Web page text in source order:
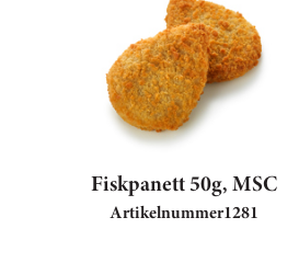
Fiskpanett 50g, MSC
Artikelnummer1281